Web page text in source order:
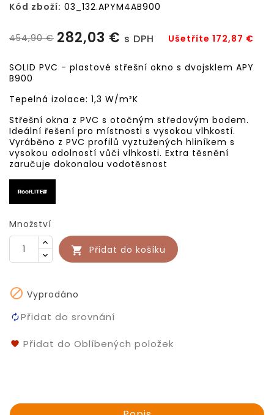
Kód zboží: 03_132.APYM4AB900
454,90 € 282,03 € s DPH Ušetříte 172,87 €
SOLID PVC - plastové střešní okno s dvojsklem APY
B900
Tepelná izolace: 1,3 W/m²K
Střešní okna z PVC s otočným středovým bodem.
Ideální řešení pro místnosti s vysokou vlhkostí.
Vyráběno z PVC profilů vyztužených hliníkem s
vysokou odolností vůči vlhkosti. Extra těsnění
zaručuje dokonalou vodotěsnost
Množství
 Přidat do košíku
 Vyprodáno
Přidat do srovnání
Přidat do Oblíbených položek